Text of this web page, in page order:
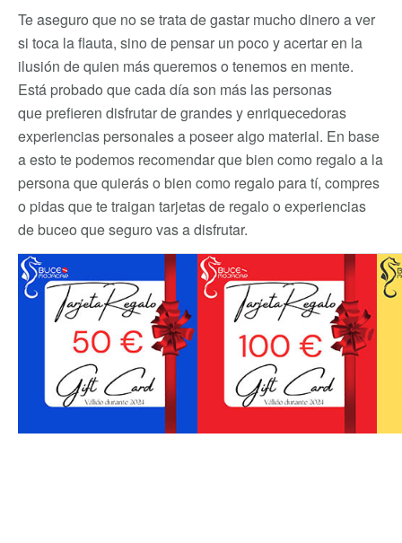
Te aseguro que no se trata de gastar mucho dinero a ver
si toca la flauta, sino de pensar un poco y acertar en la
ilusión de quien más queremos o tenemos en mente.
Está probado que cada día son más las personas
que prefieren disfrutar de grandes y enriquecedoras
experiencias personales a poseer algo material. En base
a esto te podemos recomendar que bien como regalo a la
persona que quierás o bien como regalo para tí, compres
o pidas que te traigan tarjetas de regalo o experiencias
de buceo que seguro vas a disfrutar.